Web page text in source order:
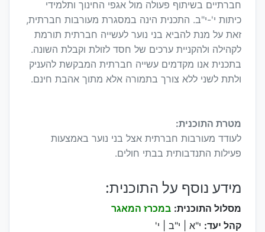
חברתיים בשיתוף פעולה מול אגפי החינוך ותלמידי
כיתות י'-י"ב. התכנית הינה במסגרת מעורבות חברתית,
זאת על מנת להביא בני נוער לעשייה חברתית תורמת
לקהילה ולהקניית ערכים של חסד לזולת וקבלת השונה.
בתכנית אנו מקדמים עשייה חברתית המבקשת להעניק
ולתת לשני ללא צורך בתמורה אלא מתוך אהבת חינם.
מטרת התוכנית:
לעודד מעורבות חברתית אצל בני נוער באמצעות
פעילות התנדבותית בבתי חולים.
מידע נוסף על התוכנית:
מסלול התוכנית: במכרז המאגר
קהל יעד: י"א | י"ב | י'